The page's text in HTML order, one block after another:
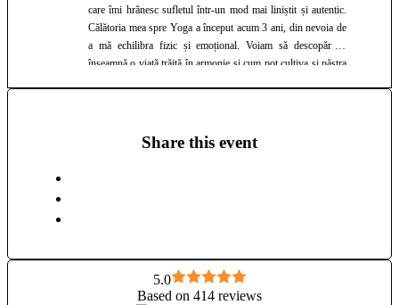
care îmi hrănesc sufletul într-un mod mai liniștit și autentic.
Călătoria mea spre Yoga a început acum 3 ani, din nevoia de
a mă echilibra fizic și emoțional. Voiam să descopăr ce
înseamnă o viață trăită în armonie și cum pot cultiva și păstra
dorința de a învăța să practic în siguranță, dar și de a da mai
acesta, în aprilie 2023, am absolvit cursul de 300 de ore la
House of Om Yoga School din Bali. Cele mai dragi stiluri de
Yoga pentru mine sunt Hatha și Vinyasa Yoga. Hatha îmi
Share this event
5.0
Based on 414 reviews